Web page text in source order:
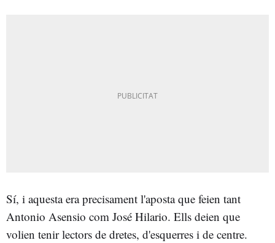
Sí, i aquesta era precisament l'aposta que feien tant
Antonio Asensio com José Hilario. Ells deien que
volien tenir lectors de dretes, d'esquerres i de centre.